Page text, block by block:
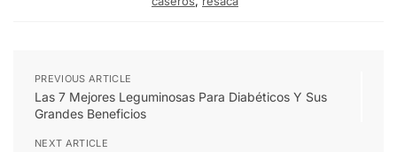
PREVIOUS ARTICLE
Las 7 Mejores Leguminosas Para Diabéticos Y Sus
Grandes Beneficios
NEXT ARTICLE